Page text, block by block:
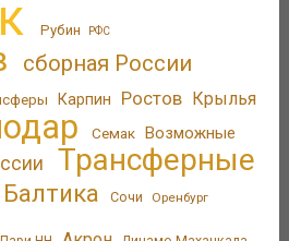
Рубин РФС
сборная России
Карпин Ростов Крылья
Семак Возможные
Трансферные
Балтика Сочи Оренбург